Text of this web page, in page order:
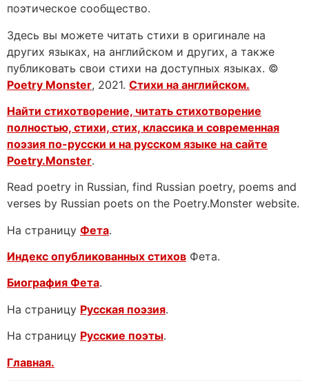
поэтическое сообщество.
Здесь вы можете читать стихи в оригинале на
других языках, на английском и других, а также
публиковать свои стихи на доступных языках. ©
Poetry Monster, 2021. Стихи на английском.
Найти стихотворение, читать стихотворение
полностью, стихи, стих, классика и современная
поэзия по-русски и на русском языке на сайте
Poetry.Monster.
Read poetry in Russian, find Russian poetry, poems and
verses by Russian poets on the Poetry.Monster website.
На страницу Фета.
Индекс опубликованных стихов Фета.
Биография Фета.
На страницу Русская поэзия.
На страницу Русские поэты.
Главная.